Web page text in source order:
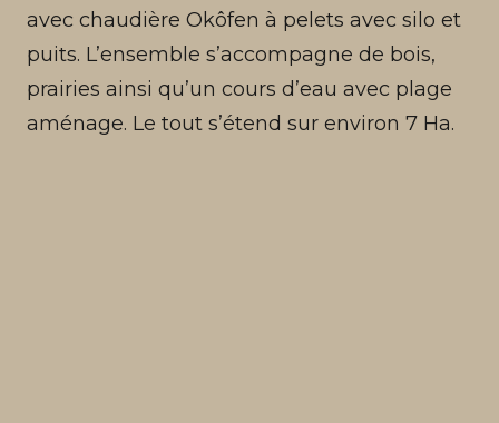
avec chaudière Okôfen à pelets avec silo et
puits. L’ensemble s’accompagne de bois,
prairies ainsi qu’un cours d’eau avec plage
aménage. Le tout s’étend sur environ 7 Ha.